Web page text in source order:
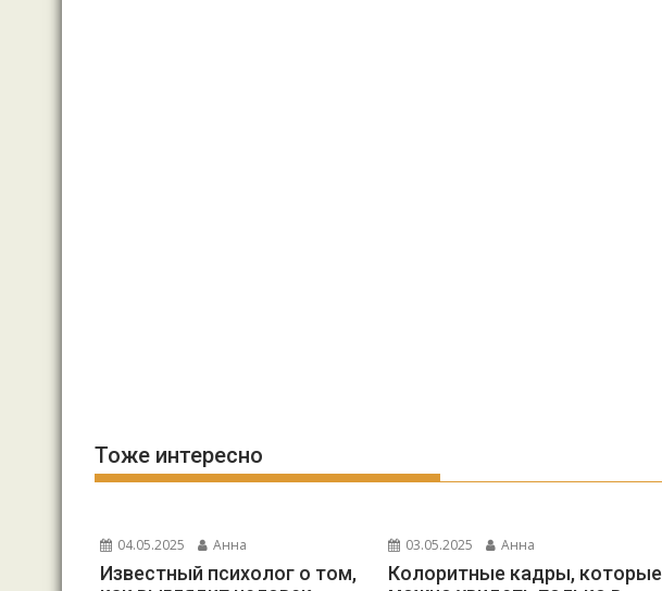
Тоже интересно
04.05.2025 Анна
Известный психолог о том,
03.05.2025 Анна
Колоритные кадры, которые